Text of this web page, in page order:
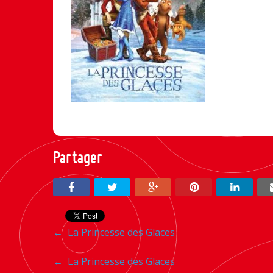
Partager
Navigation
entre
←La Princesse des Glaces
Navigation
← La Princesse des Glaces